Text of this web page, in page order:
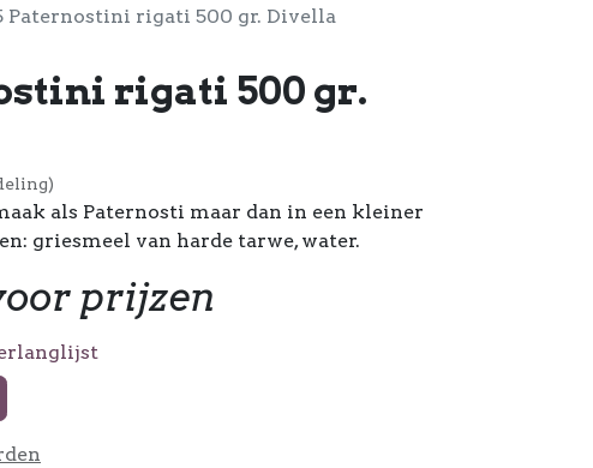
Paternostini rigati 500 gr. Divella
rigati 500 gr.
als Paternosti maar dan in een kleiner
griesmeel van harde tarwe, water.
prijzen